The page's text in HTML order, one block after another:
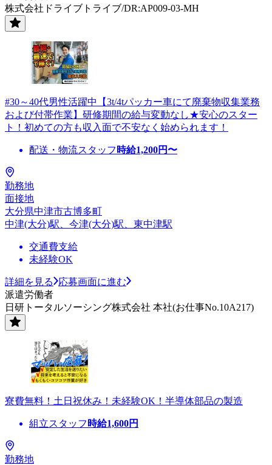
株式会社ドライブトライブ/DR:AP009-03-MH
#30～40代男性活躍中【3t/4tパッカー車にて廃棄物収集業務
および付帯作業】研修期間の給与変動なし★安心のスター
ト！初めての方も収入面で不安なく始められます！
配送・物流スタッフ 時給1,200円〜
勤務地
面接地
大分県中津市古博多町
中津(大分)駅、今津(大分)駅、東中津駅
交通費支給
未経験OK
詳細を見る
応募画面に進む
派遣労働者
日研トータルソーシング株式会社 本社(お仕事No.10A217)
寮費無料！土日祝休み！未経験OK！半導体部品の製造
組立スタッフ 時給1,600円
勤務地